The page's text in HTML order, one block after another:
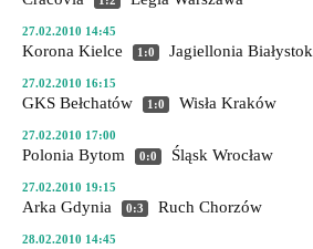
27.02.2010 14:45
Korona Kielce 1:0 Jagiellonia Białystok
27.02.2010 16:15
GKS Bełchatów 1:0 Wisła Kraków
27.02.2010 17:00
Polonia Bytom 0:0 Śląsk Wrocław
27.02.2010 19:15
Arka Gdynia 0:3 Ruch Chorzów
28.02.2010 14:45